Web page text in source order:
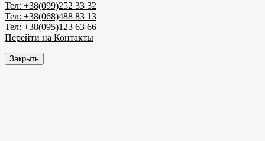
Тел: +38(099)252 33 32
Тел: +38(068)488 83 13
Тел: +38(095)123 63 66
Перейти на Контакты
Закрыть